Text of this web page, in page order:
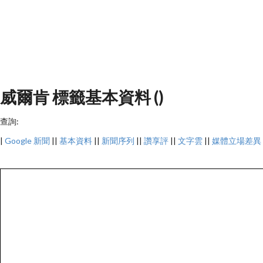
威爾肯 標籤基本資料 ()
查詢:
| Google 新聞 || 基本資料 || 新聞序列 || 讚享評 || 文字雲 || 媒體立場差異